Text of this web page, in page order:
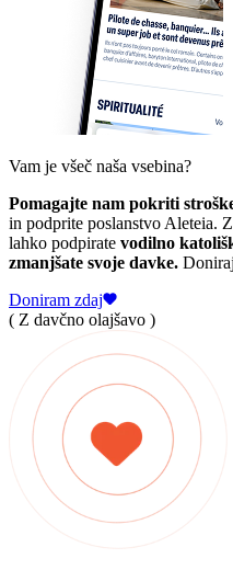
Vam je všeč naša vsebina?
Pomagajte nam pokriti
in podprite poslanstvo Aleteia.
lahko podpirate vodilno
zmanjšate svoje davke.
Doniram zdaj
( Z davčno olajšavo )